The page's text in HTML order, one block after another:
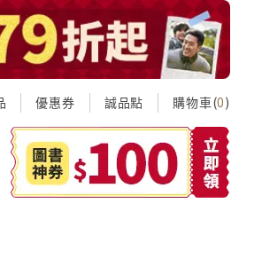
優惠券 誠品點 購物車(0)